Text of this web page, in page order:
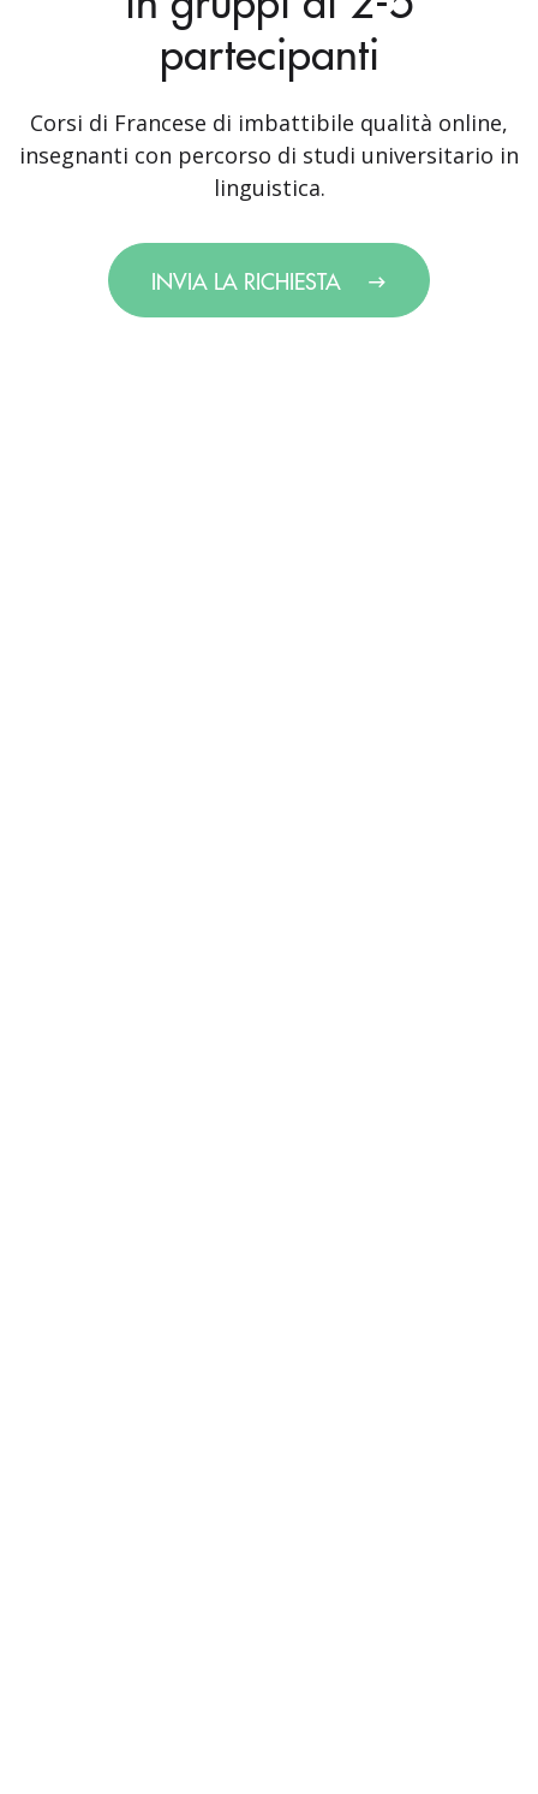
partecipanti
Corsi di Francese di imbattibile qualità online,
insegnanti con percorso di studi universitario in
linguistica.
INVIA LA RICHIESTA